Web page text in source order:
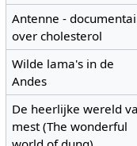
Antenne -
over cholesterol
Wilde lama's in de
Andes
De heerlijke wereld
mest (The wonderful